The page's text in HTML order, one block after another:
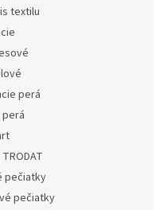
textilu
perá
perá
pečiatky
pečiatky